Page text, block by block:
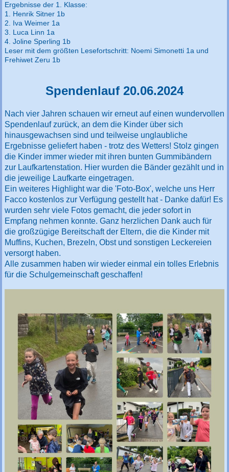
Ergebnisse der 1. Klasse:
1. Henrik Sitner 1b
2. Iva Weimer 1a
3. Luca Linn 1a
4. Joline Sperling 1b
Leser mit dem größten Lesefortschritt: Noemi Simonetti 1a und
Frehiwet Zeru 1b
Spendenlauf 20.06.2024
Nach vier Jahren schauen wir erneut auf einen wundervollen
Spendenlauf zurück, an dem die Kinder über sich
hinausgewachsen sind und teilweise unglaubliche
Ergebnisse geliefert haben - trotz des Wetters! Stolz gingen
die Kinder immer wieder mit ihren bunten Gummibändern
zur Laufkartenstation. Hier wurden die Bänder gezählt und in
die jeweilige Laufkarte eingetragen.
Ein weiteres Highlight war die 'Foto-Box', welche uns Herr
Facco kostenlos zur Verfügung gestellt hat - Danke dafür! Es
wurden sehr viele Fotos gemacht, die jeder sofort in
Empfang nehmen konnte. Ganz herzlichen Dank auch für
die großzügige Bereitschaft der Eltern, die die Kinder mit
Muffins, Kuchen, Brezeln, Obst und sonstigen Leckereien
versorgt haben.
Alle zusammen haben wir wieder einmal ein tolles Erlebnis
für die Schulgemeinschaft geschaffen!